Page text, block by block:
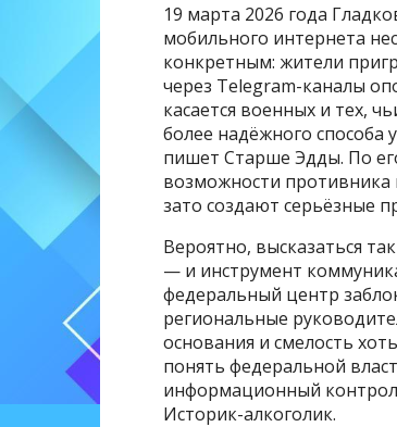
19 марта 2026 года
мобильного интернета
конкретным: жители
через Telegram-каналы
касается военных и тех,
более надёжного способа
пишет Старше Эдды. По
возможности противника
зато создают серьёзные
Вероятно, высказаться
— и инструмент
федеральный центр
региональные
основания и смелость
понять федеральной
информационный
Историк-алкоголик.